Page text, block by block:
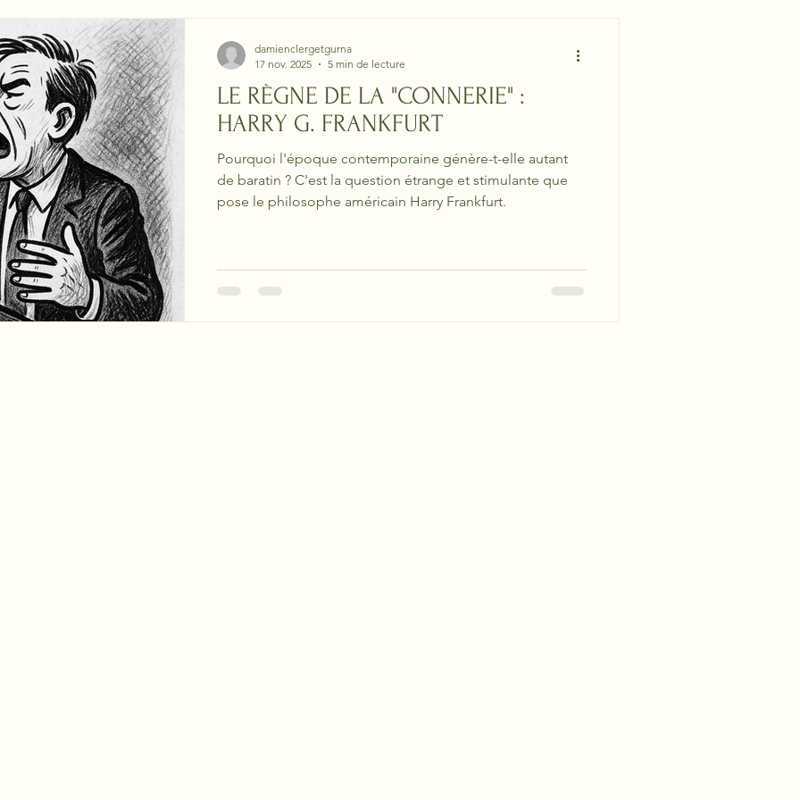
LE RÈGNE DE LA "CONNERIE" :
HARRY G. FRANKFURT
Pourquoi l'époque contemporaine génère-t-elle autant
de baratin ? C'est la question étrange et stimulante que
pose le philosophe américain Harry Frankfurt.
damienclergetgurna
17 nov. 2025
5 min de lecture